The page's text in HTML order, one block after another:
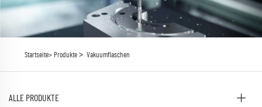
Startseite> Produkte> Vakuumflaschen
ALLE PRODUKTE